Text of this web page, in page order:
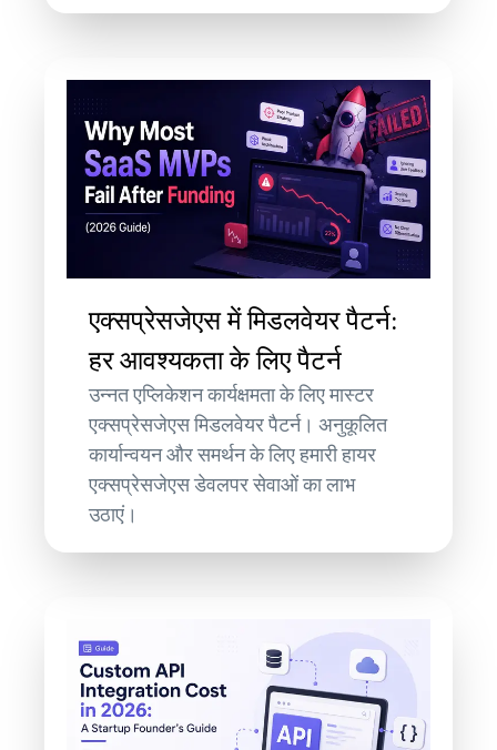
एक्सप्रेसजेएस में मिडलवेयर पैटर्न:
हर आवश्यकता के लिए पैटर्न
उन्नत एप्लिकेशन कार्यक्षमता के लिए मास्टर
एक्सप्रेसजेएस मिडलवेयर पैटर्न। अनुकूलित
कार्यान्वयन और समर्थन के लिए हमारी हायर
एक्सप्रेसजेएस डेवलपर सेवाओं का लाभ
उठाएं।